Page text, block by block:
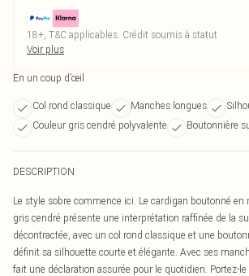
18+, T&C applicables. Crédit soumis à statut
Voir plus
En un coup d’œil
Col rond classique Manches longues
Couleur gris cendré polyvalente
Boutonnière
DESCRIPTION
Le style sobre commence ici. Le cardigan boutonné en
gris cendré présente une interprétation raffinée de la
décontractée, avec un col rond classique et une
définit sa silhouette courte et élégante. Avec ses
fait une déclaration assurée pour le quotidien. Portez-